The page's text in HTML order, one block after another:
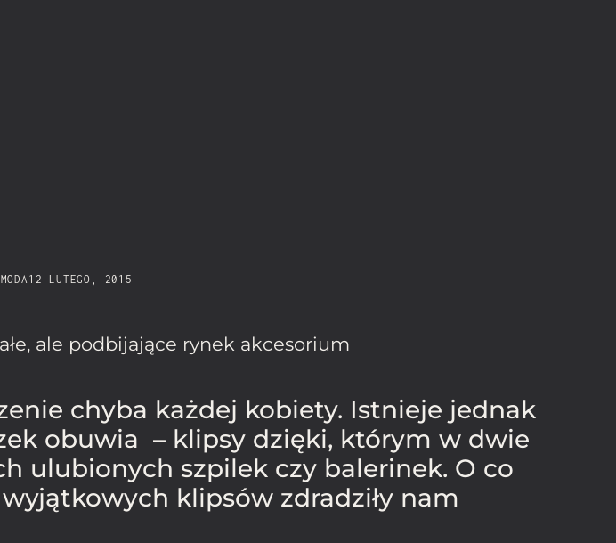
MODA 12 LUTEGO, 2015
ale podbijające rynek akcesorium
chyba każdej kobiety. Istnieje jednak
obuwia – klipsy dzięki, którym w dwie
ulubionych szpilek czy balerinek. O co
klipsów zdradziły nam